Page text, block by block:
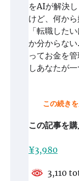
をAIが解決
けど、何か
「転職した
か分からな
ってお金を
しあなたが
この続き
この記事を
¥3,980
3,110